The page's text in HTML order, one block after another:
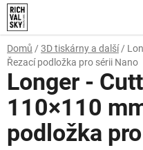
Přejít
na
obsah
Domů / 3D tiskárny a další /
Řezací podložka pro sérii Nano
Longer -
110×110
podložka